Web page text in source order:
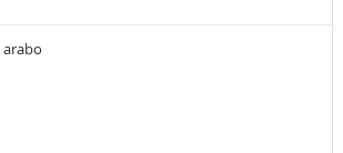
arabo